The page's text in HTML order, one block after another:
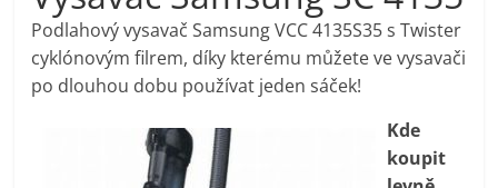
pračky,
televize,
Podlahový vysavač Samsung VCC 4135S35 s Twister
cyklónovým filrem, díky kterému můžete ve vysavači
po dlouhou dobu používat jeden sáček!
Kde
koupit